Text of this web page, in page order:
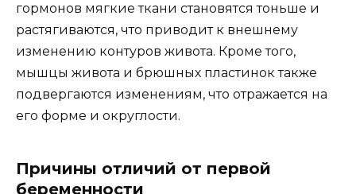
гормонов мягкие ткани становятся тоньше и
растягиваются, что приводит к внешнему
изменению контуров живота. Кроме того,
мышцы живота и брюшных пластинок также
подвергаются изменениям, что отражается на
его форме и округлости.
Причины отличий от первой
беременности